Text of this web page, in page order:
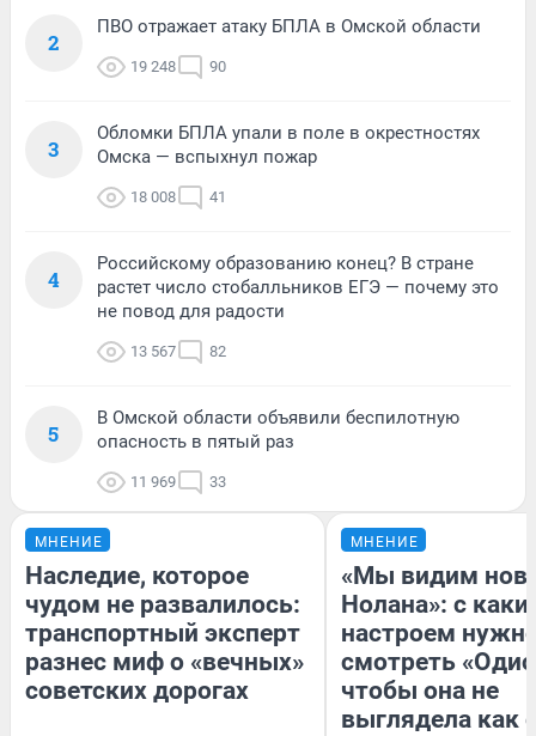
2
ПВО отражает атаку БПЛА в Омской области
19 248 90
3
Обломки БПЛА упали в поле в окрестностях
Омска — вспыхнул пожар
18 008 41
4
Российскому образованию конец? В стране
растет число стобалльников ЕГЭ — почему это
не повод для радости
13 567 82
5
В Омской области объявили беспилотную
опасность в пятый раз
11 969 33
МНЕНИЕ
Наследие, которое
чудом не развалилось:
транспортный эксперт
разнес миф о «вечных»
советских дорогах
МНЕНИЕ
«Мы видим
Нолана»: с
настроем
смотреть
чтобы она не
выглядела как